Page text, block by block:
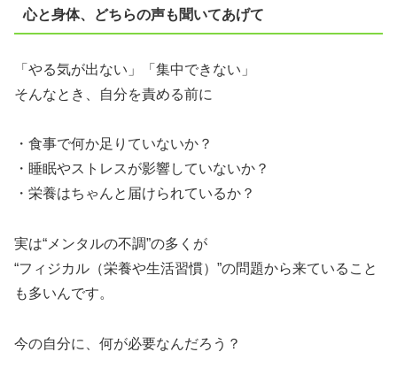
心と身体、どちらの声も聞いてあげて
「やる気が出ない」「集中できない」
そんなとき、自分を責める前に
・食事で何か足りていないか？
・睡眠やストレスが影響していないか？
・栄養はちゃんと届けられているか？
実は“メンタルの不調”の多くが
“フィジカル（栄養や生活習慣）”の問題から来ていること
も多いんです。
今の自分に、何が必要なんだろう？